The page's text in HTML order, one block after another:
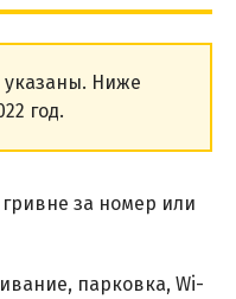
указаны. Ниже
год.
за номер или
парковка, Wi-